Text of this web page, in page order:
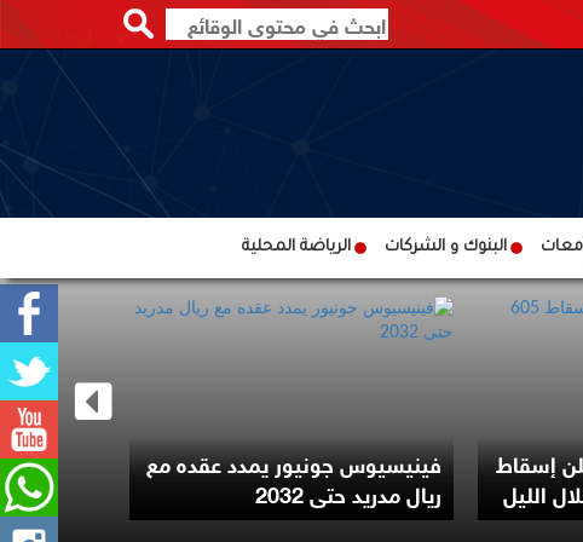
البنوك و الشركات الرياضة المحلية
إسقاط فينيسيوس جونيور يمدد عقده مع
ريال مدريد حتى 2032
ترامب
لتقييد